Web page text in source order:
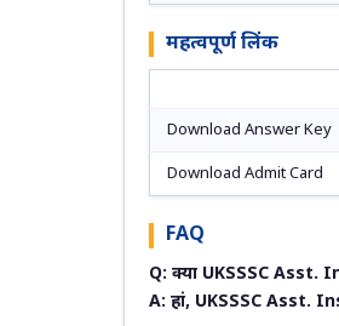
महत्वपूर्ण लिंक
Download Answer Key
Download Admit Card
FAQ
Q: क्या UKSSSC Asst.
A: हां, UKSSSC Asst.